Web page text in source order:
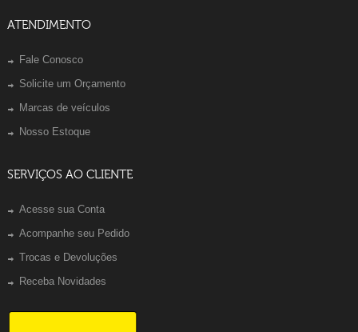
ATENDIMENTO
Fale Conosco
Solicite um Orçamento
Marcas de veículos
Nosso Estoque
SERVIÇOS AO CLIENTE
Acesse sua Conta
Acompanhe seu Pedido
Trocas e Devoluções
Receba Novidades